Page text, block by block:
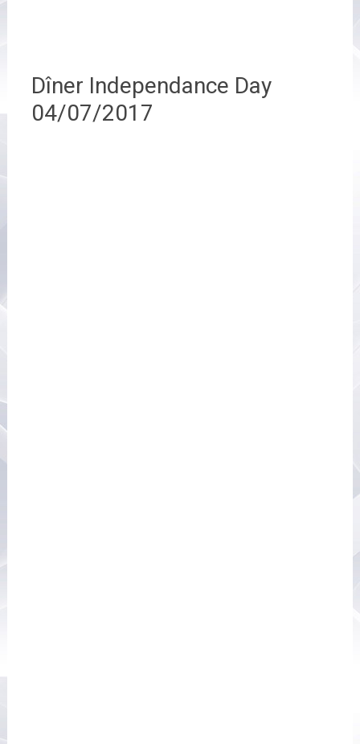
Dîner Independance Day
04/07/2017